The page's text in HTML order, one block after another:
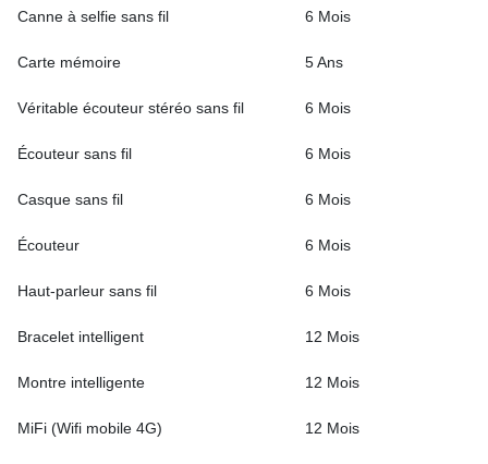
Canne à selfie sans fil 6 Mois
Carte mémoire 5 Ans
Véritable écouteur stéréo sans fil 6 Mois
Écouteur sans fil 6 Mois
Casque sans fil 6 Mois
Écouteur 6 Mois
Haut-parleur sans fil 6 Mois
Bracelet intelligent 12 Mois
Montre intelligente 12 Mois
MiFi (Wifi mobile 4G) 12 Mois